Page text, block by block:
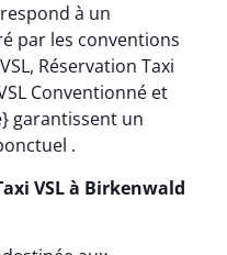
à un
par les conventions
Réservation Taxi
Conventionné et
garantissent un
.
VSL à Birkenwald